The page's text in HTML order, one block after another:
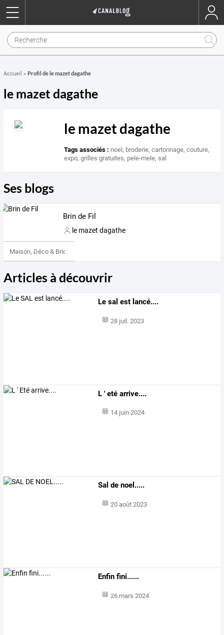
Accueil » Profil de le mazet dagathe
le mazet dagathe
le mazet dagathe
Tags associés : noel, broderie,cartonnage,couture,
expo,grilles gratuites, pele-mele,sal
Ses blogs
Brin de Fil
le mazet dagathe
Maison, Déco & Bricolage
Articles à découvrir
Le sal est lancé....
28 juil. 2023
L ' eté arrive....
14 juin 2024
Sal de noel.....
20 août 2023
Enfin fini......
26 mars 2024